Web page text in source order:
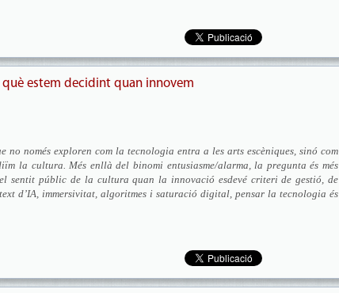
estem decidint quan innovem
no només exploren com la tecnologia entra a les arts escèniques, sinó com
la cultura. Més enllà del binomi entusiasme/alarma, la pregunta és més
sentit públic de la cultura quan la innovació esdevé criteri de gestió, de
d’IA, immersivitat, algoritmes i saturació digital, pensar la tecnologia és